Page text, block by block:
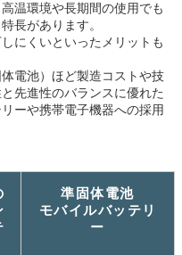
温環境や長期間の使用でも
長があります。
にくいといったメリットも
電池）ほど製造コストや技
先進性のバランスに優れた
ーや携帯電子機器への採用
準固体電池
モバイルバッテリ
ー